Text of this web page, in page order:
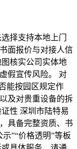
择支持本地上门
面报价与对接人信
核实公司实体地
假宣传风险。 对
能按园区规定作
及对贵重设备的拆
性 深圳市陆特易
具备完整资质、书
”“价格透明”等板